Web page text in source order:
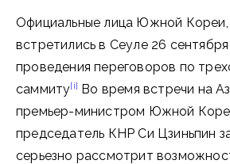
Официальные лица Южной Кореи,
встретились в Сеуле 26
проведения переговоров по
саммиту[i] Во время встречи на
премьер-министром Южной
председатель КНР Си Цзиньпин
серьезно рассмотрит